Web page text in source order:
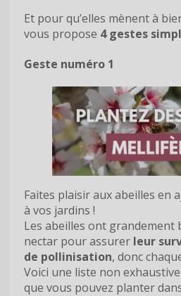
Et pour qu’elles mènent à
vous propose 4 gestes
Geste numéro 1
Faites plaisir aux abeilles en
à vos jardins !
Les abeilles ont grandement
nectar pour assurer leur
de pollinisation, donc
Voici une liste non
que vous pouvez planter